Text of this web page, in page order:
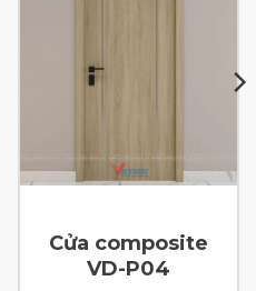
Cửa composite
VD-P04